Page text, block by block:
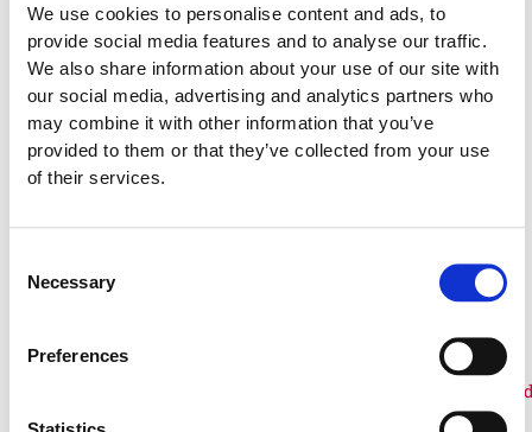
We use cookies to personalise content and ads, to
provide social media features and to analyse our traffic.
We also share information about your use of our site with
our social media, advertising and analytics partners who
may combine it with other information that you’ve
provided to them or that they’ve collected from your use
of their services.
Selection
Necessary
Preferences
Produktens utseende kan avvika mot de bilder som visas
på hemsidan.
Tillbehör